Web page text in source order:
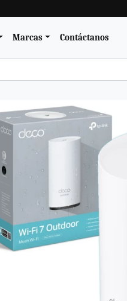
Marcas Contáctanos